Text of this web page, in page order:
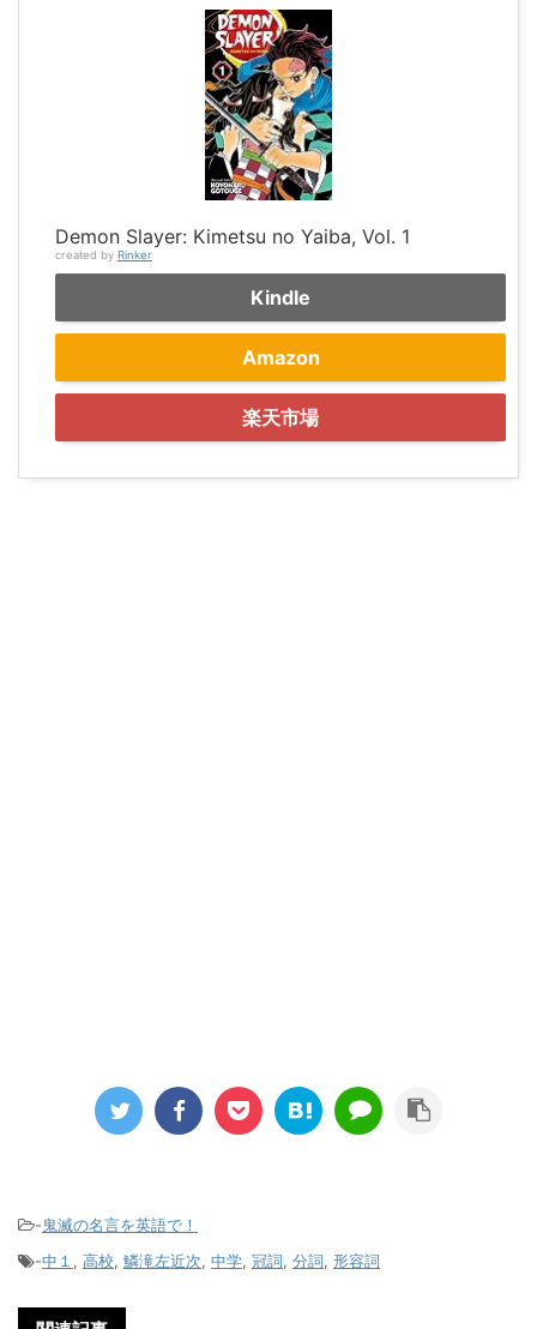
Demon Slayer: Kimetsu no Yaiba, Vol. 1
created by Rinker
Kindle
Amazon
楽天市場
-鬼滅の名言を英語で！
-中１ , 高校, 鱗滝左近次, 中学, 冠詞, 分詞, 形容詞